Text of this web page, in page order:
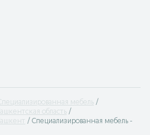
мебель
область
Специализированная мебель -